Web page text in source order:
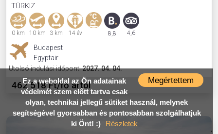
TÜRKIZ
0 km 10 km 3 km 14 év 8,8 4,6
Budapest
Egyptair
Utolsó indulási időpont:2027. 04. 04.
462 518 Ft/fő ártól Megértettem
Ez a weboldal az Ön adatainak
védelmét szem előtt tartva csak
olyan, technikai jellegű sütiket használ, melynek
segítségével gyorsabban és pontosabban szolgálhatjuk
ki Önt! :)
Részletek